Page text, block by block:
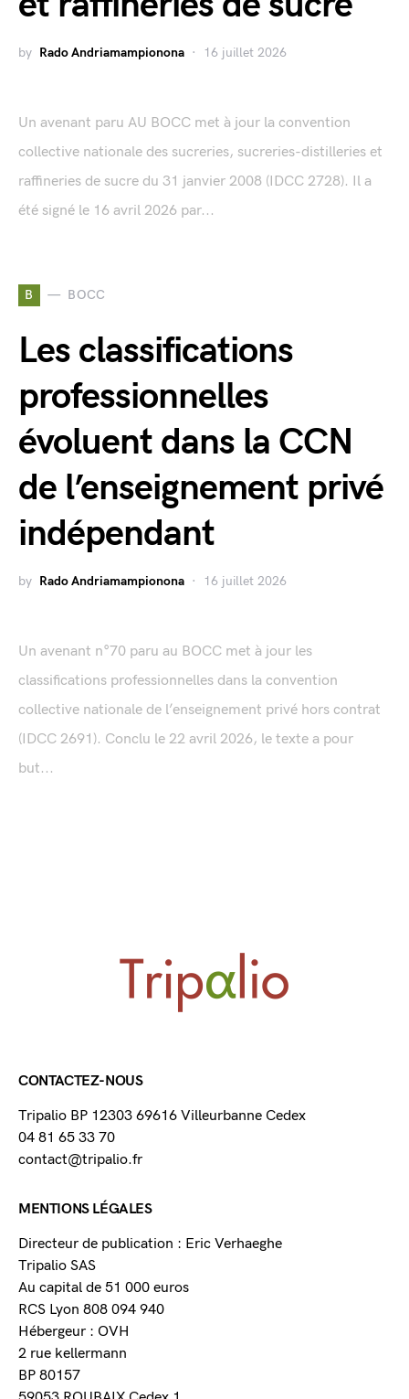
by Rado Andriamampionona 16 juillet 2026
Un avenant paru AU BOCC met à jour la convention
collective nationale des sucreries, sucreries-distilleries et
raffineries de sucre du 31 janvier 2008 (IDCC 2728). Il a
été signé le 16 avril 2026 par...
B BOCC
Les classifications
professionnelles
évoluent dans la CCN
de l’enseignement privé
indépendant
by Rado Andriamampionona 16 juillet 2026
Un avenant n°70 paru au BOCC met à jour les
classifications professionnelles dans la convention
collective nationale de l’enseignement privé hors contrat
(IDCC 2691). Conclu le 22 avril 2026, le texte a pour
but...
CONTACTEZ-NOUS
Tripalio BP 12303 69616 Villeurbanne Cedex
04 81 65 33 70
contact@tripalio.fr
MENTIONS LÉGALES
Directeur de publication : Eric Verhaeghe
Tripalio SAS
Au capital de 51 000 euros
RCS Lyon 808 094 940
Hébergeur : OVH
2 rue kellermann
BP 80157